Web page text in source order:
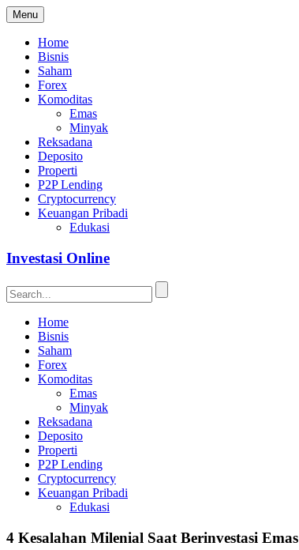
Menu
Home
Bisnis
Saham
Forex
Komoditas
Emas
Minyak
Reksadana
Deposito
Properti
P2P Lending
Cryptocurrency
Keuangan Pribadi
Edukasi
Investasi Online
Home
Bisnis
Saham
Forex
Komoditas
Emas
Minyak
Reksadana
Deposito
Properti
P2P Lending
Cryptocurrency
Keuangan Pribadi
Edukasi
4 Kesalahan Milenial Saat Berinvestasi Emas